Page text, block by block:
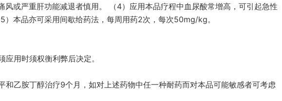
风或严重肝功能减退者慎用。 （4）应用本品疗程中血尿酸常增高，可引起急性
本品亦可采用间歇给药法，每周用药2次，每次50mg/kg。
用时须权衡利弊后决定。
和乙胺丁醇治疗9个月，如对上述药物中任一种耐药而对本品可能敏感者可考虑